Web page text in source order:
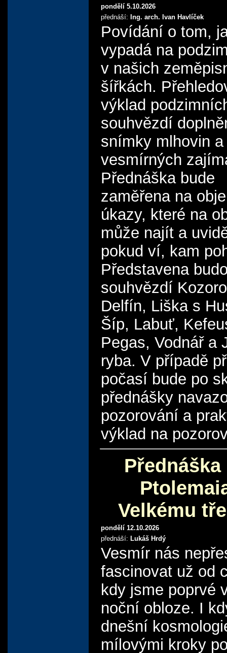
pondělí 5.10.2026
přednáší: Ing. arch. Ivan Havlíček
Povídání o tom,
vypadá na
v našich
šířkách.
výklad
souhvězdí
snímky mlhovin
vesmírných
Přednáška bude
zaměřena na
úkazy, které na
může najít a
pokud ví, kam
Představena
souhvězdí
Delfín, Liška s
Šíp, Labuť,
Pegas, Vodnář a
ryba. V případě
počasí bude po
přednášky
pozorování a
výklad na
Velkému
pondělí 12.10.2026
přednáší: Lukáš Hrdý
Vesmír nás
fascinovat už od
kdy jsme poprvé
noční obloze. I
dnešní
mílovými kroky